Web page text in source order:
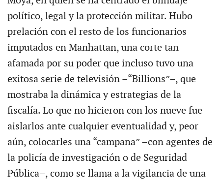
político, legal y la protección militar. Hubo
prelación con el resto de los funcionarios
imputados en Manhattan, una corte tan
afamada por su poder que incluso tuvo una
exitosa serie de televisión –“Billions”–, que
mostraba la dinámica y estrategias de la
fiscalía. Lo que no hicieron con los nueve fue
aislarlos ante cualquier eventualidad y, peor
aún, colocarles una “campana” –con agentes de
la policía de investigación o de Seguridad
Pública–, como se llama a la vigilancia de una